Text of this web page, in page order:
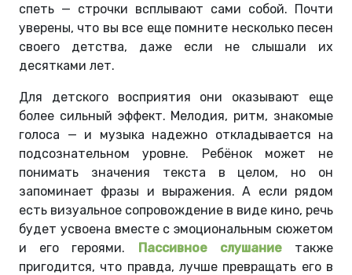
спеть — строчки всплывают сами собой. Почти
уверены, что вы все еще помните несколько песен
своего детства, даже если не слышали их
десятками лет.
Для детского восприятия они оказывают еще
более сильный эффект. Мелодия, ритм, знакомые
голоса — и музыка надежно откладывается на
подсознательном уровне. Ребёнок может не
понимать значения текста в целом, но он
запоминает фразы и выражения. А если рядом
есть визуальное сопровождение в виде кино, речь
будет усвоена вместе с эмоциональным сюжетом
и его героями. Пассивное слушаниетакже
пригодится, что правда, лучше превращать его в